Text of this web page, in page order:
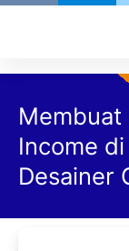
Membuat
Income
Desainer